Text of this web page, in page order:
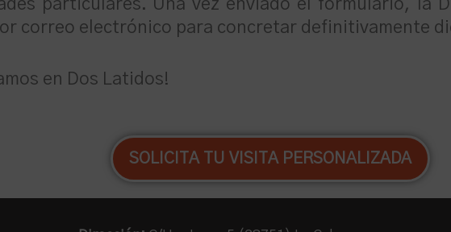
particulares. Una vez enviado el formulario, la
correo electrónico para concretar definitivamente
en Dos Latidos!
SOLICITA TU VISITA PERSONALIZADA